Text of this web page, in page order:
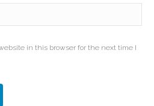
in this browser for the next time I